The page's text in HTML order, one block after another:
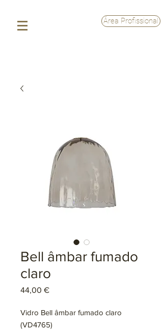
Área Profissional
Bell âmbar fumado
claro
44,00 €Preço
Vidro Bell âmbar fumado claro
(VD4765)